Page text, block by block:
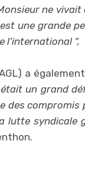
ne vivait
une grande
“,
a
un grand
des compromis
lutte syndicale